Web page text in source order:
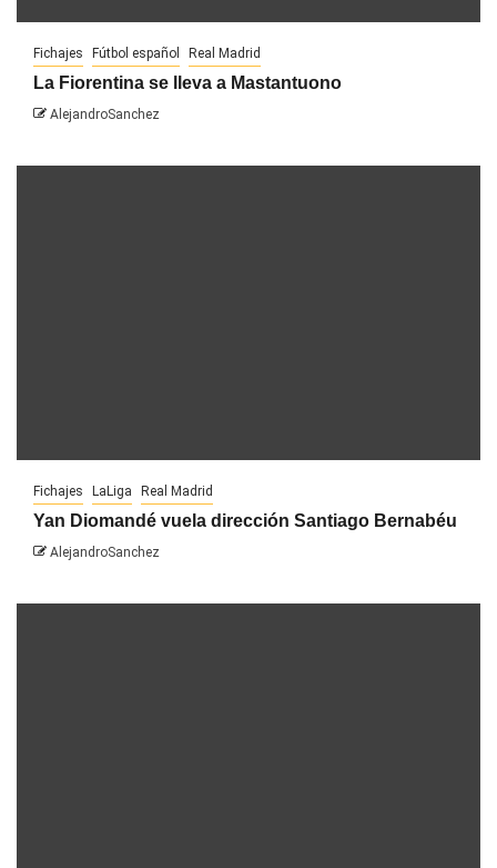
Fichajes Fútbol español Real Madrid
La Fiorentina se lleva a Mastantuono
AlejandroSanchez
Fichajes LaLiga Real Madrid
Yan Diomandé vuela dirección Santiago Bernabéu
AlejandroSanchez